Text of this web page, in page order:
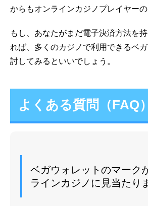
からもオンラインカジノプレイヤーの
もし、あなたがまだ電子決済方法を
れば、多くのカジノで利用できるベ
討してみるといいでしょう。
よくある質問（FAQ）
ベガウォレットのマーク
ラインカジノに見当たり